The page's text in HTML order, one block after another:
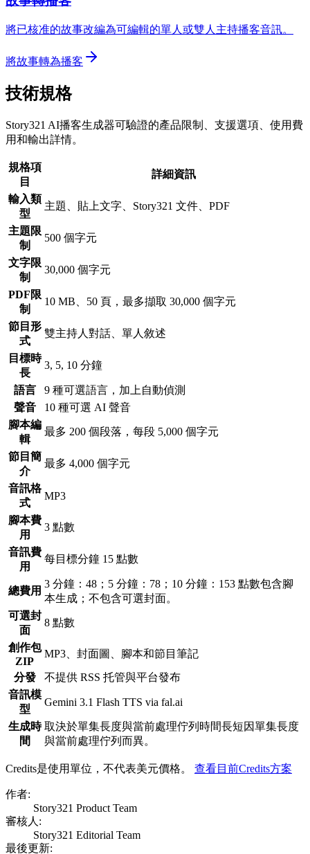
將已核准的故事改編為可編輯的單人或雙人主持播客音訊。
將故事轉為播客
技術規格
Story321 AI播客生成器可驗證的產品限制、支援選項、使用費
用和輸出詳情。
規格項
目
詳細資訊
輸入類
型
主題、貼上文字、Story321 文件、PDF
主題限
制
500 個字元
文字限
制
30,000 個字元
PDF限
制
10 MB、50 頁，最多擷取 30,000 個字元
節目形
式
雙主持人對話、單人敘述
目標時
長
3, 5, 10 分鐘
語言
9 種可選語言，加上自動偵測
聲音
10 種可選 AI 聲音
腳本編
輯
最多 200 個段落，每段 5,000 個字元
節目簡
介
最多 4,000 個字元
音訊格
式
MP3
腳本費
用
3 點數
音訊費
用
每目標分鐘 15 點數
總費用
3 分鐘：48；5 分鐘：78；10 分鐘：153 點數包含腳
本生成；不包含可選封面。
可選封
面
8 點數
創作包
ZIP
MP3、封面圖、腳本和節目筆記
分發
不提供 RSS 托管與平台發布
音訊模
型
Gemini 3.1 Flash TTS via fal.ai
生成時
間
取決於單集長度與當前處理佇列 時間長短因單集長度
與當前處理佇列而異。
Credits是使用單位，不代表美元價格。 查看目前Credits方案
作者:
Story321 Product Team
審核人 :
Story321 Editorial Team
最後更新: